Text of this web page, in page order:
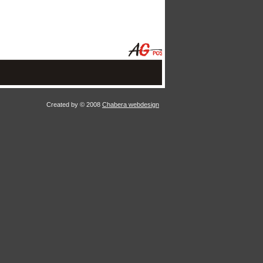
Created by © 2008 Chabera webdesign